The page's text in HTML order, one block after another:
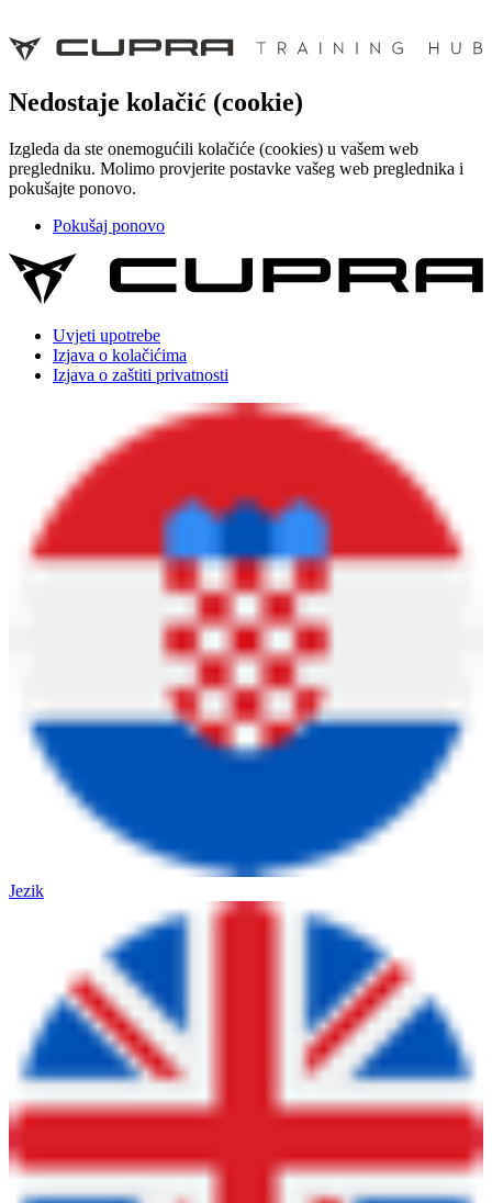
Nedostaje kolačić (cookie)
Izgleda da ste onemogućili kolačiće (cookies) u vašem web
pregledniku. Molimo provjerite postavke vašeg web preglednika i
pokušajte ponovo.
Pokušaj ponovo
Uvjeti upotrebe
Izjava o kolačićima
Izjava o zaštiti privatnosti
Jezik